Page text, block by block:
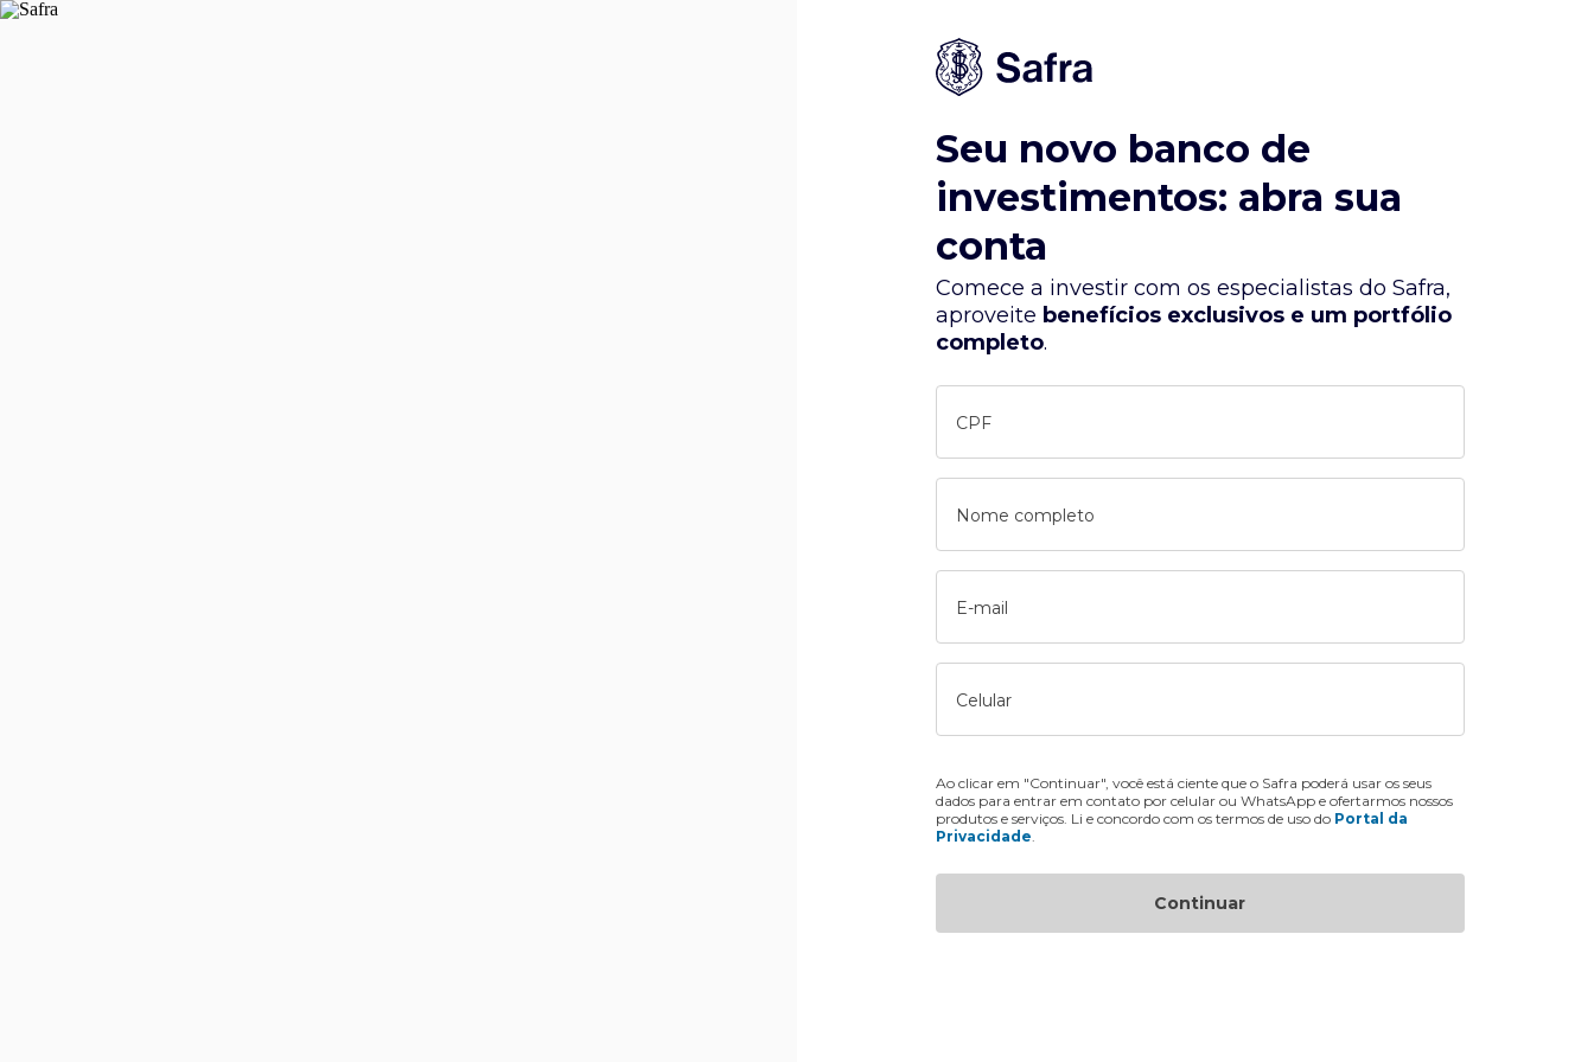
Seu novo banco de
investimentos: abra sua
conta
Comece a investir com os especialistas do Safra,
aproveite benefícios exclusivos e um portfólio
completo.
CPF
Nome completo
E-mail
Celular
Ao clicar em "Continuar", você está ciente que o Safra poderá usar os seus
dados para entrar em contato por celular ou WhatsApp e ofertarmos nossos
produtos e serviços. Li e concordo com os termos de uso do Portal da
Privacidade
Continuar